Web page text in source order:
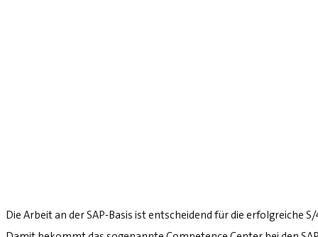
Die Arbeit an der SAP-Basis ist entscheidend für die erfolgreiche